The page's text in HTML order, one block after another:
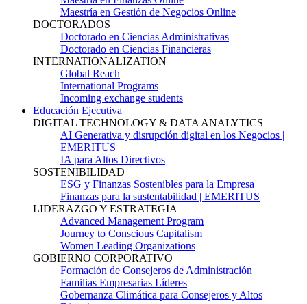
Maestría en Gestión de Negocios Online
DOCTORADOS
Doctorado en Ciencias Administrativas
Doctorado en Ciencias Financieras
INTERNATIONALIZATION
Global Reach
International Programs
Incoming exchange students
Educación Ejecutiva
DIGITAL TECHNOLOGY & DATA ANALYTICS
AI Generativa y disrupción digital en los Negocios |
EMERITUS
IA para Altos Directivos
SOSTENIBILIDAD
ESG y Finanzas Sostenibles para la Empresa
Finanzas para la sustentabilidad | EMERITUS
LIDERAZGO Y ESTRATEGIA
Advanced Management Program
Journey to Conscious Capitalism
Women Leading Organizations
GOBIERNO CORPORATIVO
Formación de Consejeros de Administración
Familias Empresarias Líderes
Gobernanza Climática para Consejeros y Altos